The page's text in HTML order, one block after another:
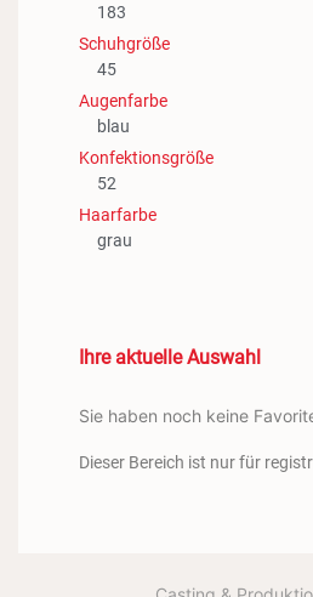
183
Schuhgröße
45
Augenfarbe
blau
Konfektionsgröße
52
Haarfarbe
grau
Ihre aktuelle Auswahl
Sie haben noch keine
Dieser Bereich ist nur für